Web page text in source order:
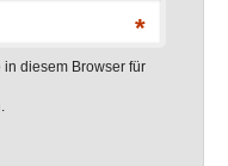
*
diesem Browser für